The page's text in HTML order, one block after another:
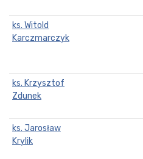
ks. Witold
Karczmarczyk
ks. Krzysztof
Zdunek
ks. Jarosław
Krylik